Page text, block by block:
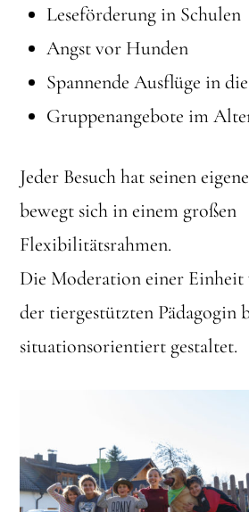
Leseförderung in Schulen
Angst vor Hunden
Spannende Ausflüge in
Gruppenangebote im
Jeder Besuch hat seinen
bewegt sich in einem großen
Flexibilitätsrahmen.
Die Moderation einer
der tiergestützten Pädagogin
situationsorientiert gestaltet.